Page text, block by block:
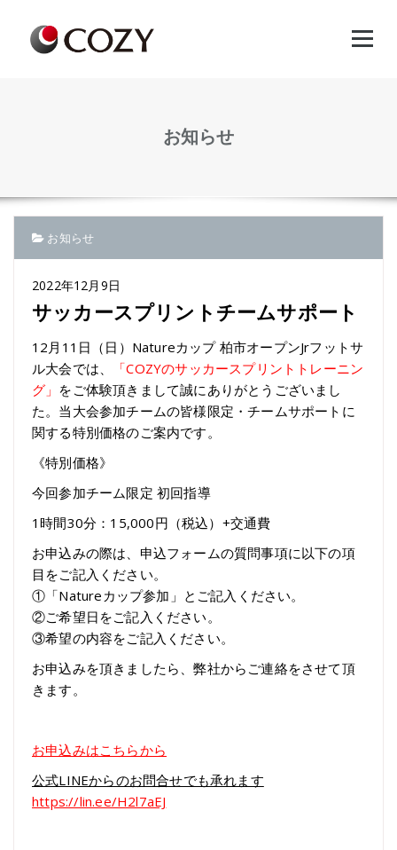
content
お知らせ
お知らせ
2022年12月9日
サッカースプリントチームサポート
12月11日（日） Natureカップ 柏市オープンJrフットサ
ル大会では、
「COZYのサッカースプリントトレーニン
グ」 をご体験頂きまして誠にありがとうございまし
た。当大会参加チームの皆様限定・チームサポートに
関する特別価格のご案内です。
《特別価格》
今回参加チーム限定 初回指導
1時間30分： 15,000円（税込）+交通費
お申込みの際は、申込フォームの質問事項に以下の項
目をご記入ください。
①「Nature カップ参加」とご記入ください。
②ご希望日をご記入ください。
③希望の内容をご記入ください。
お申込みを頂きましたら、弊社からご連絡をさせて頂
きます。
お申込みはこちらから
公式LINEからのお問合せでも承れます
https://lin.ee/H2l7aEJ